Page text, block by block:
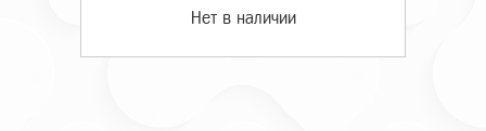
Нет в наличии